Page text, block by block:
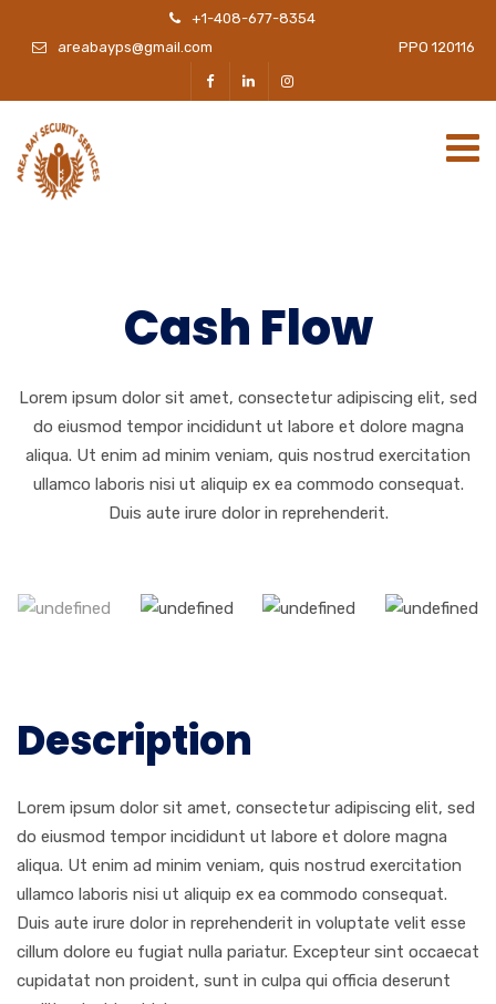
+1-408-677-8354
areabayps@gmail.com PPO 120116
Cash Flow
Lorem ipsum dolor sit amet, consectetur adipiscing elit, sed
do eiusmod tempor incididunt ut labore et dolore magna
aliqua. Ut enim ad minim veniam, quis nostrud exercitation
ullamco laboris nisi ut aliquip ex ea commodo consequat.
Duis aute irure dolor in reprehenderit.
Description
Lorem ipsum dolor sit amet, consectetur adipiscing elit, sed
do eiusmod tempor incididunt ut labore et dolore magna
aliqua. Ut enim ad minim veniam, quis nostrud exercitation
ullamco laboris nisi ut aliquip ex ea commodo consequat.
Duis aute irure dolor in reprehenderit in voluptate velit esse
cillum dolore eu fugiat nulla pariatur. Excepteur sint occaecat
cupidatat non proident, sunt in culpa qui officia deserunt